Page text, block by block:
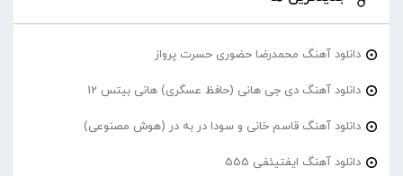
دانلود آهنگ محمدرضا حضورى حسرت پرواز
دانلود آهنگ دی جی هانی (حافظ عسگری) هانی بیتس 12
دانلود آهنگ قاسم خانی و سودا در به در (هوش مصنوعی)
دانلود آهنگ ایفتیئفی 555